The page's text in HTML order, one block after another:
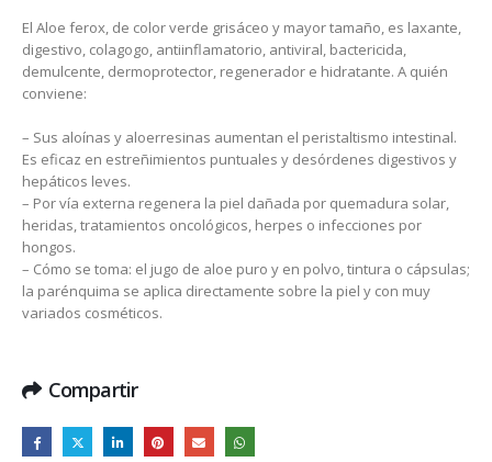
El Aloe ferox, de color verde grisáceo y mayor tamaño, es laxante,
digestivo, colagogo, antiinflamatorio, antiviral, bactericida,
demulcente, dermoprotector, regenerador e hidratante. A quién
conviene:
– Sus aloínas y aloerresinas aumentan el peristaltismo intestinal.
Es eficaz en estreñimientos puntuales y desórdenes digestivos y
hepáticos leves.
– Por vía externa regenera la piel dañada por quemadura solar,
heridas, tratamientos oncológicos, herpes o infecciones por
hongos.
– Cómo se toma: el jugo de aloe puro y en polvo, tintura o cápsulas;
la parénquima se aplica directamente sobre la piel y con muy
variados cosméticos.
Compartir